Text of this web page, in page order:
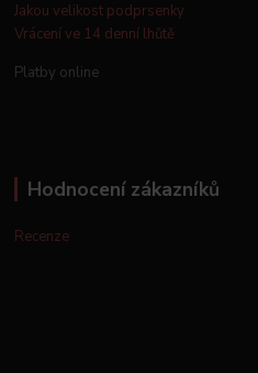
Jakou velikost podprsenky
Vrácení ve 14 denní lhůtě
Platby online
Hodnocení zákazníků
Recenze